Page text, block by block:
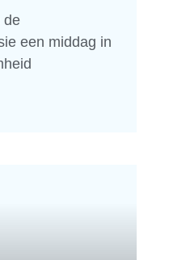
de
een middag in